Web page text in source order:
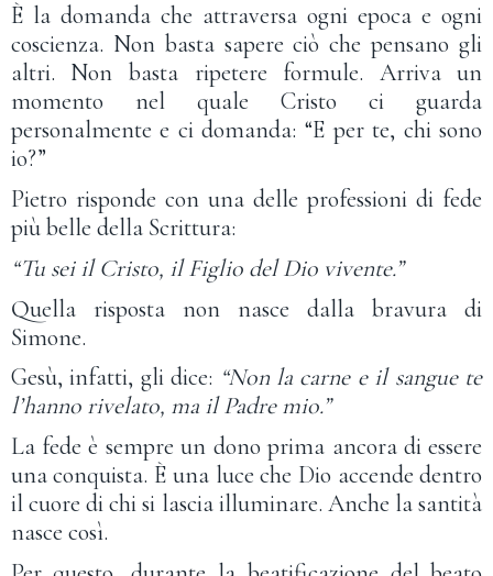
È la domanda che attraversa ogni epoca e ogni
coscienza. Non basta sapere ciò che pensano gli
altri. Non basta ripetere formule. Arriva un
momento nel quale Cristo ci guarda
personalmente e ci domanda: “E per te, chi sono
io?”
Pietro risponde con una delle professioni di fede
più belle della Scrittura:
“Tu sei il Cristo, il Figlio del Dio vivente.”
Quella risposta non nasce dalla bravura di
Simone.
Gesù, infatti, gli dice: “Non la carne e il sangue te
l’hanno rivelato, ma il Padre mio.”
La fede è sempre un dono prima ancora di essere
una conquista. È una luce che Dio accende dentro
il cuore di chi si lascia illuminare. Anche la santità
nasce così.